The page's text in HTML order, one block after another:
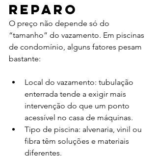
reparo
O preço não depende só do
“tamanho” do vazamento. Em piscinas
de condomínio, alguns fatores pesam
bastante:
Local do vazamento: tubulação
enterrada tende a exigir mais
intervenção do que um ponto
acessível no casa de máquinas.
Tipo de piscina: alvenaria, vinil ou
fibra têm soluções e materiais
diferentes.